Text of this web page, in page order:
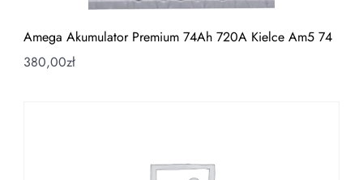
Amega Akumulator Premium 74Ah 720A Kielce Am5 74
380,00zł